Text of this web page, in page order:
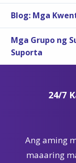
Blog: Mga
Mga Grupo ng
Suporta
24/7
Ang aming
maaaring